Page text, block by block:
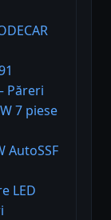
Păreri
7 piese
AutoSSF
LED